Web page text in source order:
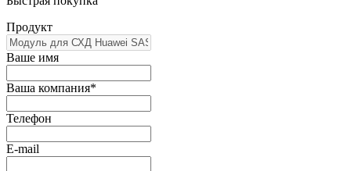
Продукт
Ваше имя
Ваша компания*
Телефон
E-mail